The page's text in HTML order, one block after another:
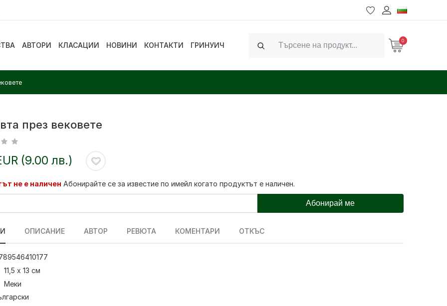
АВТОРИ КЛАСАЦИИ НОВИНИ КОНТАКТИ ГРИНУИЧ
Search
0
през вековете
(9.00 лв.)
не е наличен Абонирайте се за известие по имейл когато продуктът е наличен.
Абонирай ме
ОПИСАНИЕ АВТОР РЕВЮТА КОМЕНТАРИ ОТКЪС
11,5 х 13 см
Меки